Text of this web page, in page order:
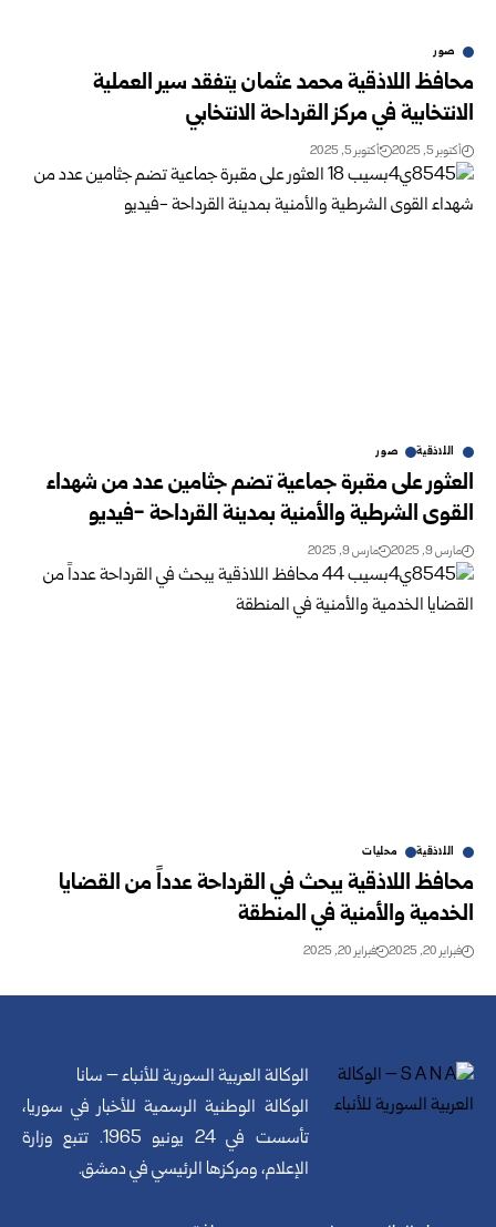
صور
محافظ اللاذقية محمد عثمان يتفقد سير العملية
الانتخابية في مركز القرداحة الانتخابي
أكتوبر 5, 2025 أكتوبر 5, 2025
اللاذقية صور
العثور على مقبرة جماعية تضم جثامين عدد من شهداء
القوى الشرطية والأمنية بمدينة القرداحة -فيديو
مارس 9, 2025 مارس 9, 2025
اللاذقية محليات
محافظ اللاذقية يبحث في القرداحة عدداً من القضايا
الخدمية والأمنية في ‏المنطقة
فبراير 20, 2025 فبراير 20, 2025
الوكالة العربية السورية للأنباء – سانا
الوكالة الوطنية الرسمية للأخبار في سوريا،
تأسست في 24 يونيو 1965. تتبع وزارة
الإعلام، ومركزها الرئيسي في دمشق.